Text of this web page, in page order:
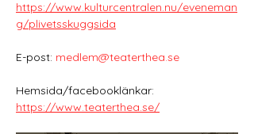
https://www.kulturcentralen.nu/eveneman
g/plivetsskuggsida
E-post: medlem@teaterthea.se
Hemsida/facebooklänkar:
https://www.teaterthea.se/